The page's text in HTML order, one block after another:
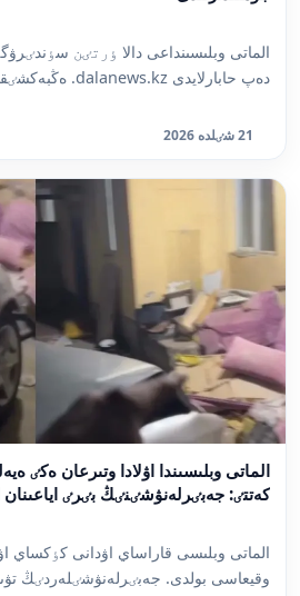
الماتى وبلىسىنداعى دالا ٶرتٸن
دەپ حابارلايدى dalanews.kz. ەڭبەكشٸقازاق اۋدان...
21 شٸلدە 2026
الماتى وبلىسىندا اۋلادا وتىرعان ەكٸ
كەتتٸ: جەبٸرلەنۋشٸنٸڭ بٸرٸ اياعىنان
الماتى وبلىسى قاراساي اۋدانى كٶكساي
وقيعاسى بولدى. جەبٸرلەنۋشٸلەردٸڭ